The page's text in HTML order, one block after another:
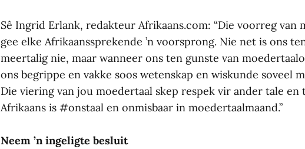
Sê Ingrid Erlank, redakteur Afrikaans.com: “Die voorreg van
gee elke Afrikaanssprekende ’n voorsprong. Nie net is ons
meertalig nie, maar wanneer ons ten gunste van
ons begrippe en vakke soos wetenskap en wiskunde soveel
Die viering van jou moedertaal skep respek vir ander tale en
Afrikaans is #onstaal en onmisbaar in moedertaalmaand.”
Neem ’n ingeligte besluit